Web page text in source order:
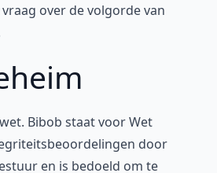
over de volgorde van
Bibob staat voor Wet
door
en is bedoeld om te